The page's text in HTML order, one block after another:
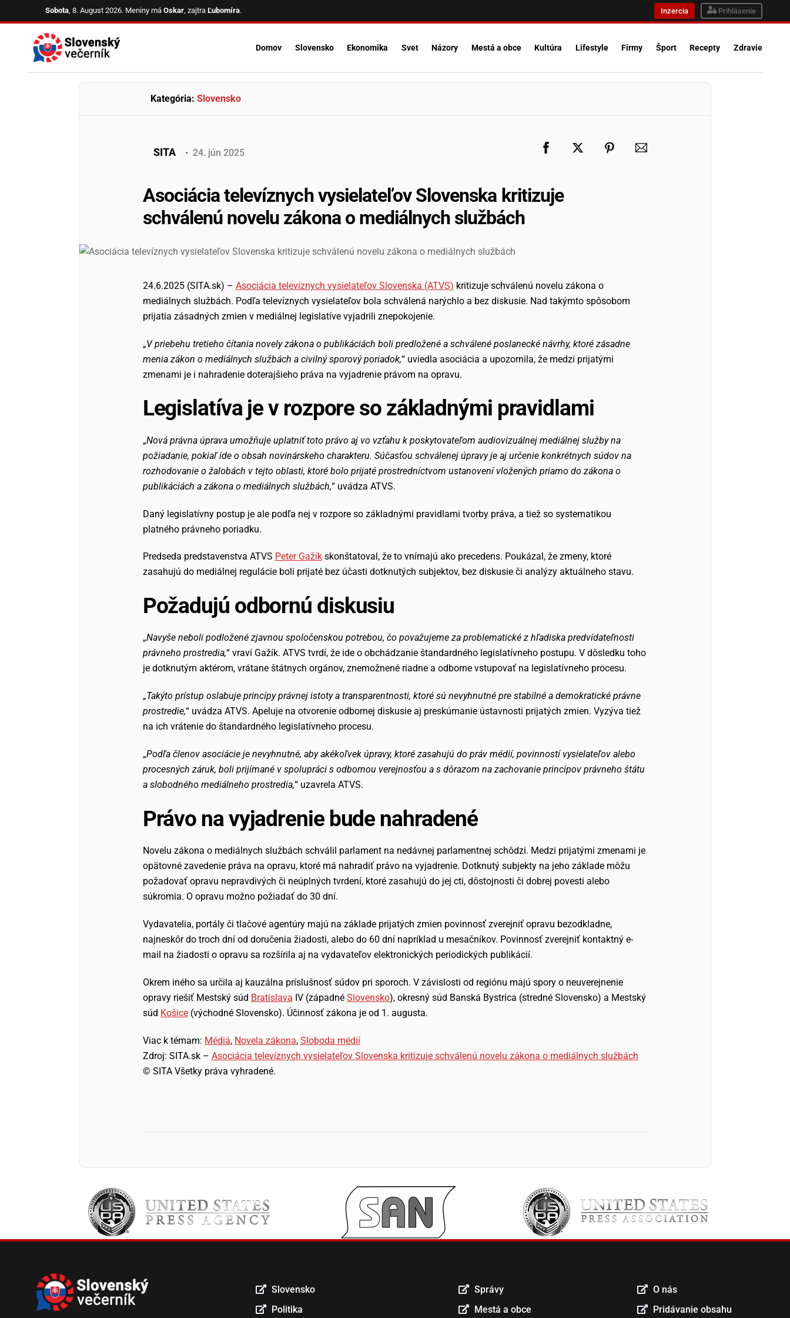
to
Sobota, 8. August 2026. Meniny máOskar, zajtraĽubomíra. Inzercia Prihlásenie
Domov Slovensko Ekonomika Svet Názory Mestá a obce Kultúra Lifestyle Firmy Šport Recepty Zdravie
Kategória: Slovensko
SITA • 24. jún 2025
Asociácia televíznych vysielateľov Slovenska kritizuje
schválenú novelu zákona o mediálnych službách
24.6.2025 (SITA.sk) – Asociácia televíznych vysielateľov Slovenska (ATVS) kritizuje schválenú novelu zákona o
mediálnych službách. Podľa televíznych vysielateľov bola schválená narýchlo a bez diskusie. Nad takýmto spôsobom
prijatia zásadných zmien v mediálnej legislatíve vyjadrili znepokojenie.
„V priebehu tretieho čítania novely zákona o publikáciách boli predložené a schválené poslanecké návrhy, ktoré zásadne
menia zákon o mediálnych službách a civilný sporový poriadok,“ uviedla asociácia a upozornila, že medzi prijatými
zmenami je i nahradenie doterajšieho práva na vyjadrenie právom na opravu.
Legislatíva je v rozpore so základnými pravidlami
„Nová právna úprava umožňuje uplatniť toto právo aj vo vzťahu k poskytovateľom audiovizuálnej mediálnej služby na
požiadanie, pokiaľ ide o obsah novinárskeho charakteru. Súčasťou schválenej úpravy je aj určenie konkrétnych súdov na
rozhodovanie o žalobách v tejto oblasti, ktoré bolo prijaté prostredníctvom ustanovení vložených priamo do zákona o
publikáciách a zákona o mediálnych službách,“ uvádza ATVS.
Daný legislatívny postup je ale podľa nej v rozpore so základnými pravidlami tvorby práva, a tiež so systematikou
platného právneho poriadku.
Predseda predstavenstva ATVS Peter Gažíkskonštatoval, že to vnímajú ako precedens. Poukázal, že zmeny, ktoré
zasahujú do mediálnej regulácie boli prijaté bez účasti dotknutých subjektov, bez diskusie či analýzy aktuálneho stavu.
Požadujú odbornú diskusiu
„Navyše neboli podložené zjavnou spoločenskou potrebou, čo považujeme za problematické z hľadiska predvídateľnosti
právneho prostredia,“ vraví Gažík. ATVS tvrdí, že ide o obchádzanie štandardného legislatívneho postupu. V dôsledku toho
je dotknutým aktérom, vrátane štátnych orgánov, znemožnené riadne a odborne vstupovať na legislatívneho procesu.
„Takýto prístup oslabuje princípy právnej istoty a transparentnosti, ktoré sú nevyhnutné pre stabilné a demokratické právne
prostredie,“ uvádza ATVS. Apeluje na otvorenie odbornej diskusie aj preskúmanie ústavnosti prijatých zmien. Vyzýva tiež
na ich vrátenie do štandardného legislatívneho procesu.
„Podľa členov asociácie je nevyhnutné, aby akékoľvek úpravy, ktoré zasahujú do práv médií, povinností vysielateľov alebo
procesných záruk, boli prijímané v spolupráci s odbornou verejnosťou a s dôrazom na zachovanie princípov právneho štátu
a slobodného mediálneho prostredia,“ uzavrela ATVS.
Právo na vyjadrenie bude nahradené
Novelu zákona o mediálnych službách schválil parlament na nedávnej parlamentnej schôdzi. Medzi prijatými zmenami je
opätovné zavedenie práva na opravu, ktoré má nahradiť právo na vyjadrenie. Dotknutý subjekty na jeho základe môžu
požadovať opravu nepravdivých či neúplných tvrdení, ktoré zasahujú do jej cti, dôstojnosti či dobrej povesti alebo
súkromia. O opravu možno požiadať do 30 dní.
Vydavatelia, portály či tlačové agentúry majú na základe prijatých zmien povinnosť zverejniť opravu bezodkladne,
najneskôr do troch dní od doručenia žiadosti, alebo do 60 dní napríklad u mesačníkov. Povinnosť zverejniť kontaktný e-
mail na žiadosti o opravu sa rozšírila aj na vydavateľov elektronických periodických publikácií.
Okrem iného sa určila aj kauzálna príslušnosť súdov pri sporoch. V závislosti od regiónu majú spory o neuverejnenie
opravy riešiť Mestský súd Bratislava IV (západné Slovensko), okresný súd Banská Bystrica (stredné Slovensko) a Mestský
súd Košice(východné Slovensko). Účinnosť zákona je od 1. augusta.
Viac k témam: Médiá, Novela zákona, Sloboda médií
Zdroj: SITA.sk – Asociácia televíznych vysielateľov Slovenska kritizuje schválenú novelu zákona o mediálnych službách
© SITA Všetky práva vyhradené.
Slovensko
Politika
Správy
Mestá a obce
O nás
Pridávanie obsahu